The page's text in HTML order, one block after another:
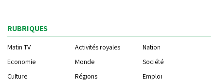
RUBRIQUES
Matin TV Activités royales
Nation
Economie
Monde
Société
Culture
Régions
Emploi